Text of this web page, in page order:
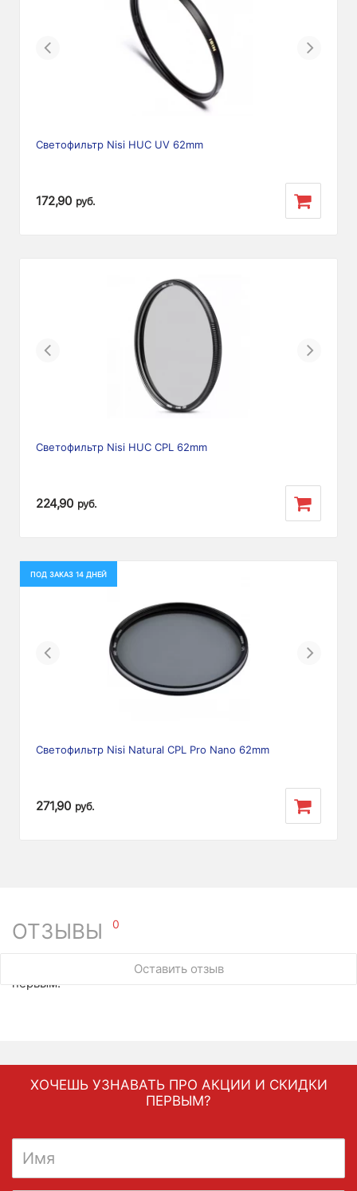
Previous Next
Светофильтр Nisi HUC UV 62mm
172,90 руб.
Previous Next
Светофильтр Nisi HUC CPL 62mm
224,90 руб.
ПОД ЗАКАЗ 14 ДНЕЙ
Previous Next
Светофильтр Nisi Natural CPL Pro Nano 62mm
271,90 руб.
ОТЗЫВЫ 0
Оставить отзыв
У этого товара нет ни одного отзыва. Вы можете стать
первым.
ХОЧЕШЬ УЗНАВАТЬ ПРО АКЦИИ И СКИДКИ
ПЕРВЫМ?